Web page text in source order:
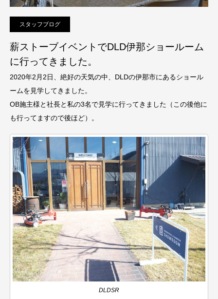
スタッフブログ
薪ストーブイベントでDLD伊那ショールーム
に行ってきました。
2020年2月2日、絶好の天気の中、DLDの伊那市にあるショール
ームを見学してきました。
OB施主様と社長と私の3名で見学に行ってきました（この後他に
も行ってますので後ほど）。
DLDSR